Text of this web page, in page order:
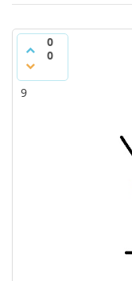
0
0
9